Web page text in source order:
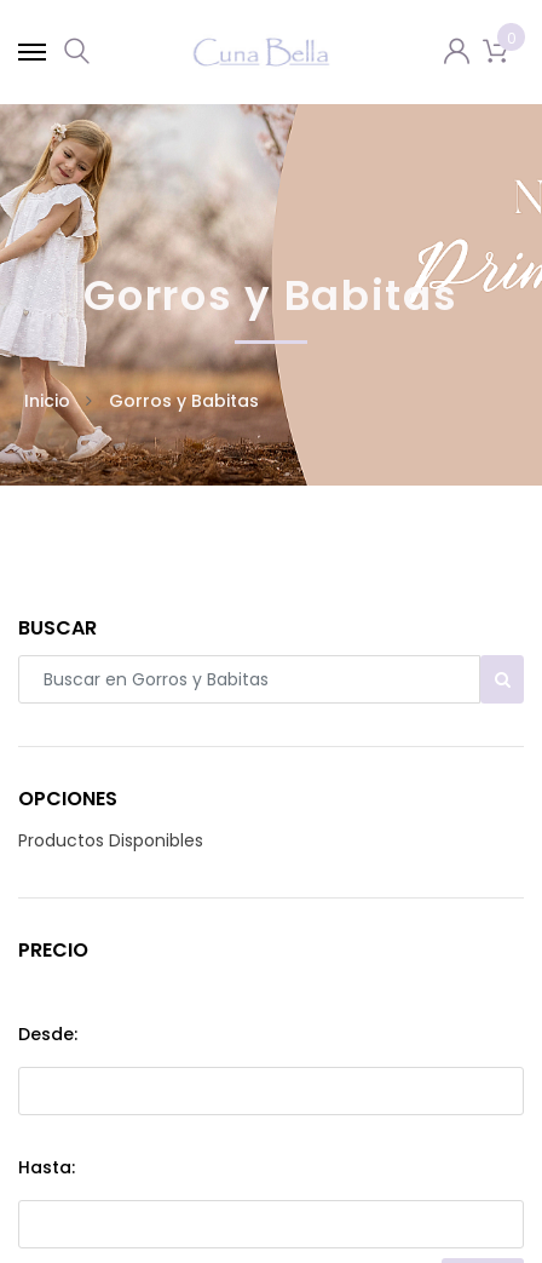
0
Gorros y Babitas
Inicio Gorros y Babitas
BUSCAR
OPCIONES
Productos Disponibles
PRECIO
Desde:
Hasta: